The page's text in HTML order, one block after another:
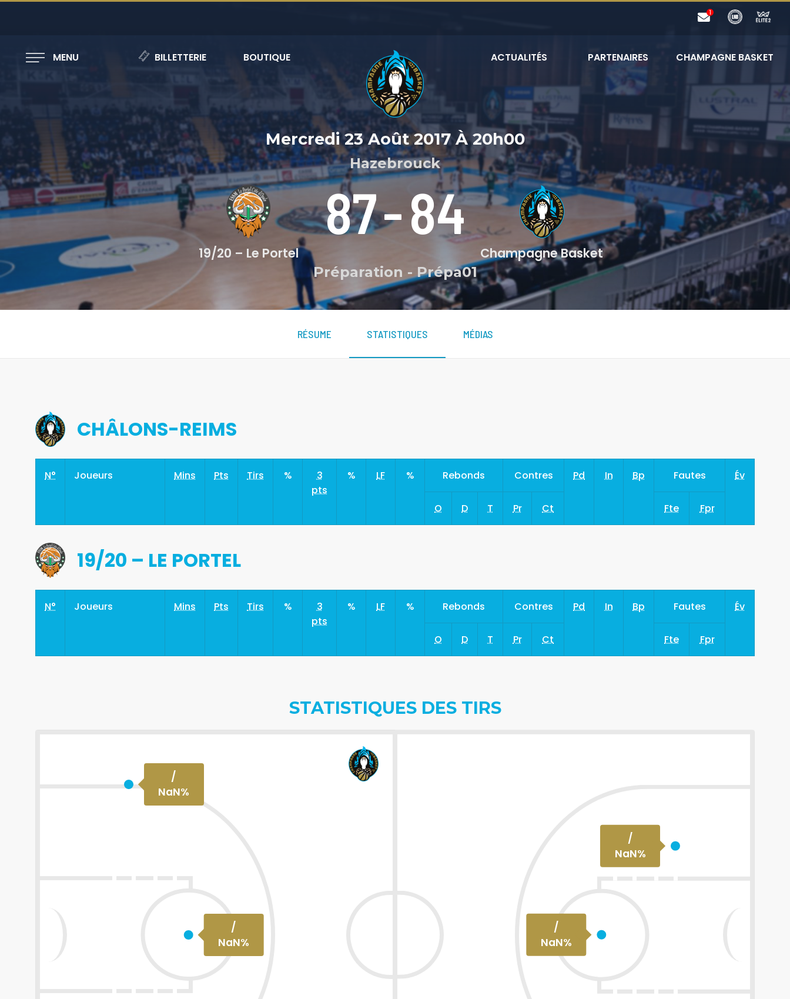
MENU BILLETTERIE BOUTIQUE ACTUALITÉS PARTENAIRES CHAMPAGNE BASKET
Mercredi 23 Août 2017À 20h00
Hazebrouck
Champagne Basket
84
-
87
19/20 – Le Portel
Préparation -Prépa01
RÉSUME STATISTIQUES MÉDIAS
CHÂLONS-REIMS
N° Joueurs Mins Pts Tirs %
3
pts
% LF % Rebonds Contres Pd In Bp Fautes Év
O D T Pr Ct Fte Fpr
19/20 – LE PORTEL
N° Joueurs Mins Pts Tirs %
3
pts
% LF % Rebonds Contres Pd In Bp Fautes Év
O D T Pr Ct Fte Fpr
STATISTIQUES DES TIRS
/
NaN%
/
NaN%
/
NaN%
/
NaN%